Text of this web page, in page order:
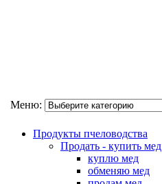
Меню:
Продукты пчеловодства
Продать - купить мед
куплю мед
обменяю мед